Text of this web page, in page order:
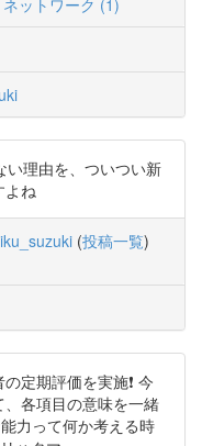
ットワーク (1)
い理由を、ついつい新
よね
(投稿一覧)
定期評価を実施❗ 今
各項目の意味を一緒
力って何か考える時